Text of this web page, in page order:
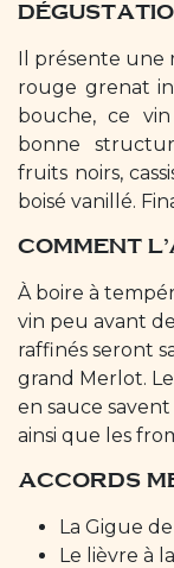
Il présente une
rouge grenat
bouche, ce
bonne
fruits noirs,
boisé vanillé.
COMMENT
À boire à
vin peu avant
raffinés seront
grand Merlot.
en sauce
ainsi que les
ACCORDS
La Gigue
Le lièvre à